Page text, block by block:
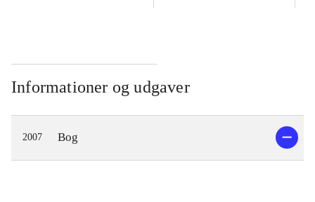
Informationer og udgaver
2007 Bog